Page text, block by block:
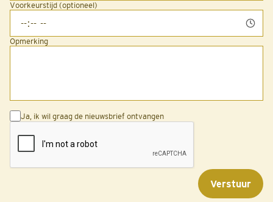
Voorkeurstijd (optioneel)
Opmerking
Ja, ik wil graag de nieuwsbrief ontvangen